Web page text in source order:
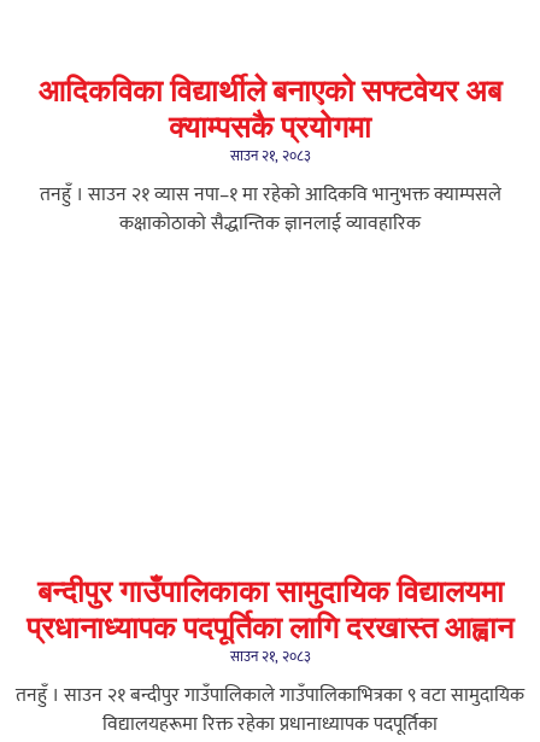
आदिकविका विद्यार्थीले बनाएको सफ्टवेयर अब
क्याम्पसकै प्रयोगमा
साउन २१, २०८३
तनहुँ । साउन २१ व्यास नपा–१ मा रहेको आदिकवि भानुभक्त क्याम्पसले
कक्षाकोठाको सैद्धान्तिक ज्ञानलाई व्यावहारिक
बन्दीपुर गाउँपालिकाका सामुदायिक विद्यालयमा
प्रधानाध्यापक पदपूर्तिका लागि दरखास्त आह्वान
साउन २१, २०८३
तनहुँ । साउन २१ बन्दीपुर गाउँपालिकाले गाउँपालिकाभित्रका ९ वटा सामुदायिक
विद्यालयहरूमा रिक्त रहेका प्रधानाध्यापक पदपूर्तिका